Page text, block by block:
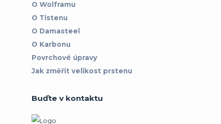
O Wolframu
O Tistenu
O Damasteel
O Karbonu
Povrchové úpravy
Jak změřit velikost prstenu
Buďte v kontaktu